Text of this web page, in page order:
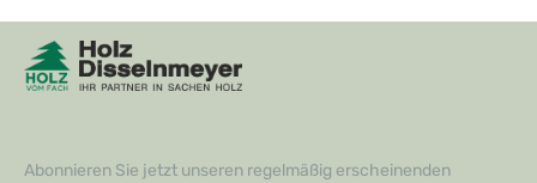
Abonnieren Sie jetzt unseren regelmäßig erscheinenden